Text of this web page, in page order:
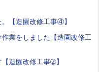
【造園改修工事④】
業をしました【造園改修工
造園改修工事➁】